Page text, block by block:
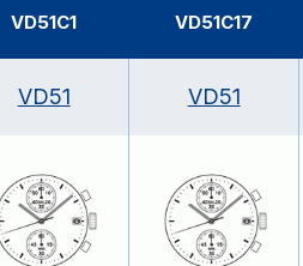
VD51C1 VD51C17
VD51 VD51